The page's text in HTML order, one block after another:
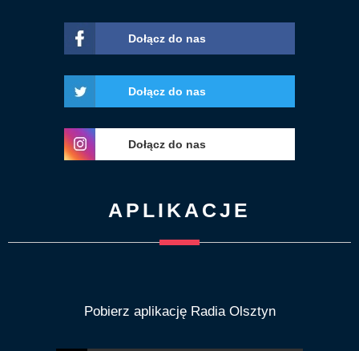
Dołącz do nas
Dołącz do nas
Dołącz do nas
APLIKACJE
Pobierz aplikację Radia Olsztyn